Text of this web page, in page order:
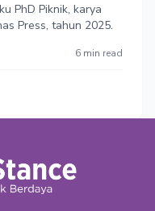
PhD Piknik, karya
Press, tahun 2025.
6 min read